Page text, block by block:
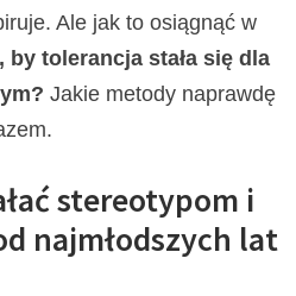
Ale jak to osiągnąć w
by tolerancja stała się dla
Jakie metody naprawdę
stereotypom i
najmłodszych lat